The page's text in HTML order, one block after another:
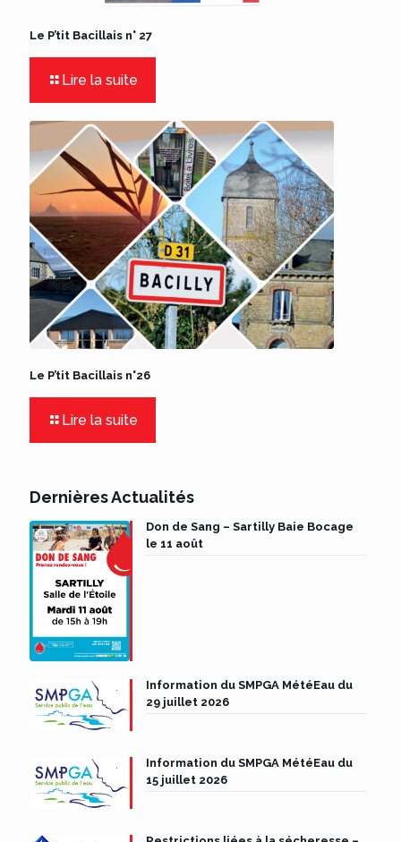
Le P’tit Bacillais n° 27
Lire la suite
Le P’tit Bacillais n°26
Lire la suite
Dernières Actualités
Don de Sang – Sartilly Baie Bocage
le 11 août
Information du SMPGA MétéEau du
29 juillet 2026
Information du SMPGA MétéEau du
15 juillet 2026